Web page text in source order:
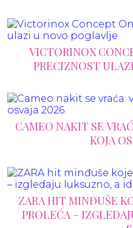
VICTORINOX
PRECIZNOST
CAMEO NAKIT SE
KOJA
ZARA HIT MINĐUŠE
PROLEĆA –